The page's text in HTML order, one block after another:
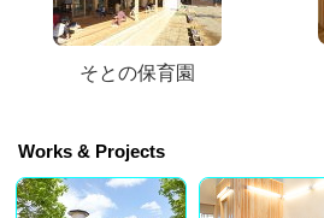
そとの保育園
Works & Projects